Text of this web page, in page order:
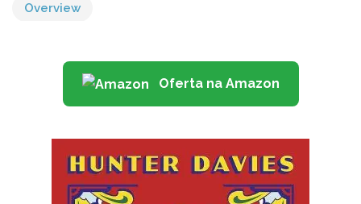
Overview
Oferta na Amazon